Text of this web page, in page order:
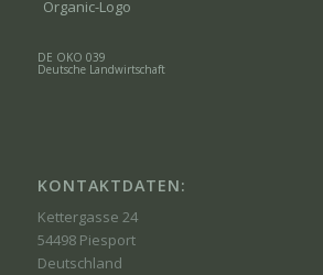
DE ÖKO 039
Deutsche Landwirtschaft
KONTAKTDATEN:
Kettergasse 24
54498 Piesport
Deutschland